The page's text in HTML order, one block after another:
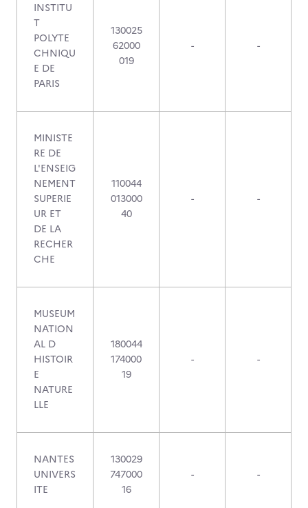
INSTITU
T
POLYTE
CHNIQU
E DE
PARIS
130025
62000
019
- -
MINISTE
RE DE
L'ENSEIG
NEMENT
SUPERIE
UR ET
DE LA
RECHER
CHE
110044
013000
40
- -
MUSEUM
NATION
AL D
HISTOIR
E
NATURE
LLE
180044
174000
19
- -
NANTES
UNIVERS
ITE
130029
747000
16
- -